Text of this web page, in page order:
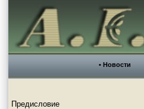
• Новости
Предисловие